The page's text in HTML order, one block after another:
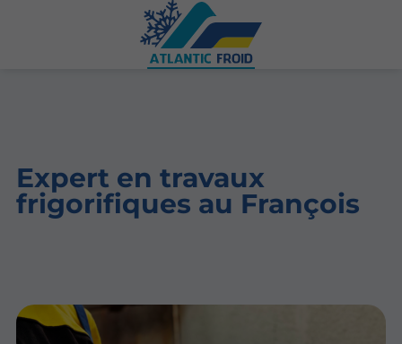
Expert en travaux
frigorifiques au François